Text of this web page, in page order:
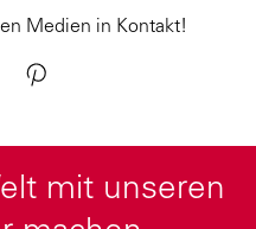
Medien in Kontakt!
mit unseren